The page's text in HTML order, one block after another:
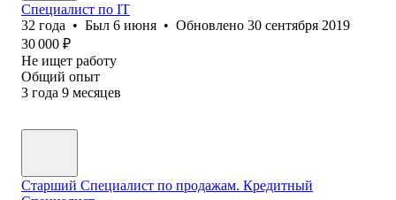
Специалист по IT
32 года • Был 6 июня • Обновлено 30 сентября 2019
30 000 ₽
Не ищет работу
Общий опыт
3 года 9 месяцев
Старший Специалист по продажам. Кредитный